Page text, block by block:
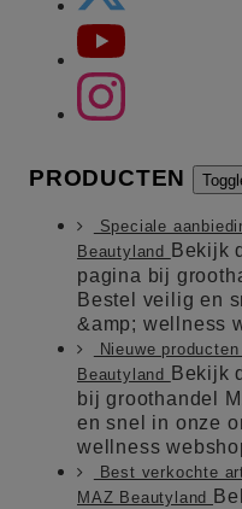
PRODUCTEN
Speciale
Beautyland
Bekijk
pagina bij
Bestel veilig en
&amp; wellness
Nieuwe
Beautyland
Bekijk
bij groothandel
en snel in onze
wellness
Best verkochte
MAZ Beautyland